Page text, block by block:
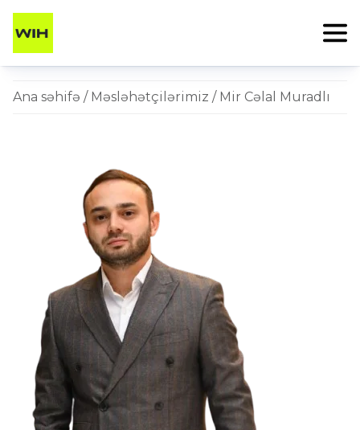
Ana səhifə / Məsləhətçilərimiz / Mir Cəlal Muradlı